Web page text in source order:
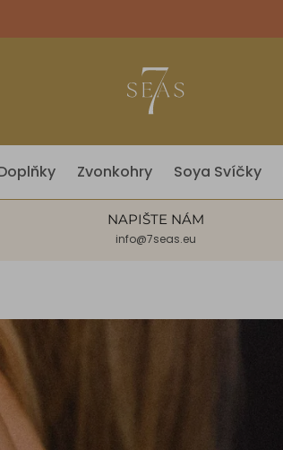
Zvonkohry Soya Svíčky
NAPIŠTE NÁM
info@7seas.eu